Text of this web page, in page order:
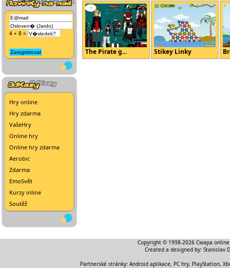
4 + 8 =
Hry online
Hry zdarma
VašeHry
Online hry
Online hry zdarma
Aerobic
Zdarma
EmoSvět
Kurzy inline
Soutěž
The Pirate g... Stikey Linky
Copyright © 1998-2026 Cwapa
Created a designed by: Stanislav
Partnerské stránky: Android aplikace, PC hry, PlayStation,